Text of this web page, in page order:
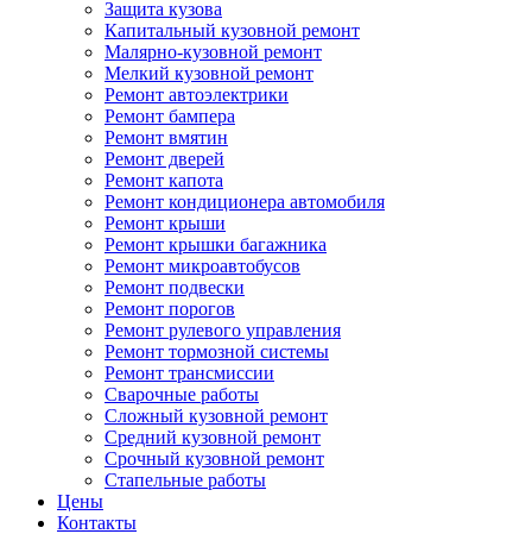
Защита кузова
Капитальный кузовной ремонт
Малярно-кузовной ремонт
Мелкий кузовной ремонт
Ремонт автоэлектрики
Ремонт бампера
Ремонт вмятин
Ремонт дверей
Ремонт капота
Ремонт кондиционера автомобиля
Ремонт крыши
Ремонт крышки багажника
Ремонт микроавтобусов
Ремонт подвески
Ремонт порогов
Ремонт рулевого управления
Ремонт тормозной системы
Ремонт трансмиссии
Сварочные работы
Сложный кузовной ремонт
Средний кузовной ремонт
Срочный кузовной ремонт
Стапельные работы
Цены
Контакты